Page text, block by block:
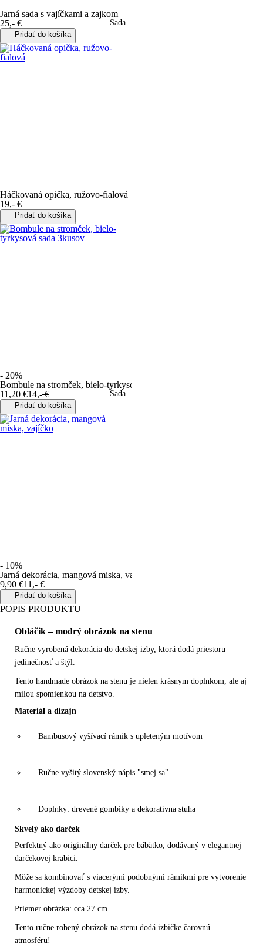
Jarná sada s vajíčkami a zajkom
25,- €
Sada
Pridať do košíka
Háčkovaná opička, ružovo-fialová
19,- €
Pridať do košíka
- 20%
Bombule na stromček, bielo-tyrkysová sada 3kusov
11 ,20 €14,-€
Sada
Pridať do košíka
- 10%
Jarná dekorácia, mangová miska, vajíčko
9,90 €11 ,-€
Pridať do košíka
POPIS PRODUKTU
Obláčik – modrý obrázok na stenu
Ručne vyrobená dekorácia do detskej izby, ktorá dodá priestoru
jedinečnosť a štýl.
Tento handmade obrázok na stenu je nielen krásnym doplnkom, ale aj
milou spomienkou na detstvo.
Materiál a dizajn
Bambusový vyšívací rámik s upleteným motívom
Ručne vyšitý slovenský nápis "smej sa"
Doplnky: drevené gombíky a dekoratívna stuha
Skvelý ako darček
Perfektný ako originálny darček pre bábätko, dodávaný v elegantnej
darčekovej krabici.
Môže sa kombinovať s viacerými podobnými rámikmi pre vytvorenie
harmonickej výzdoby detskej izby.
Priemer obrázka: cca 27 cm
Tento ručne robený obrázok na stenu dodá izbičke čarovnú
atmosféru!